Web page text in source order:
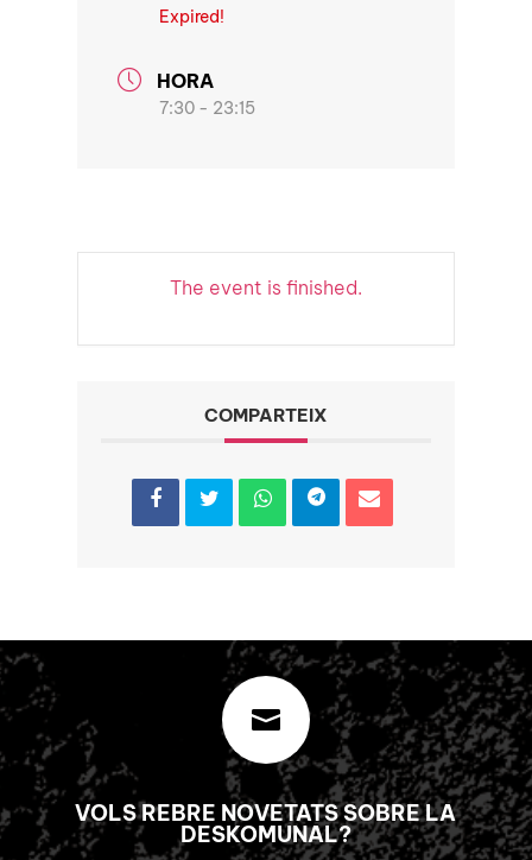
Expired!
HORA
7:30 - 23:15
The event is finished.
COMPARTEIX

VOLS REBRE NOVETATS SOBRE LA
DESKOMUNAL?